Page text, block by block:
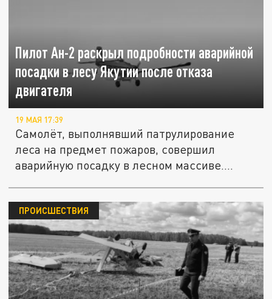
Пилот Ан-2 раскрыл подробности аварийной
посадки в лесу Якутии после отказа
двигателя
19 МАЯ 17:39
Самолёт, выполнявший патрулирование
леса на предмет пожаров, совершил
аварийную посадку в лесном массиве....
ПРОИСШЕСТВИЯ